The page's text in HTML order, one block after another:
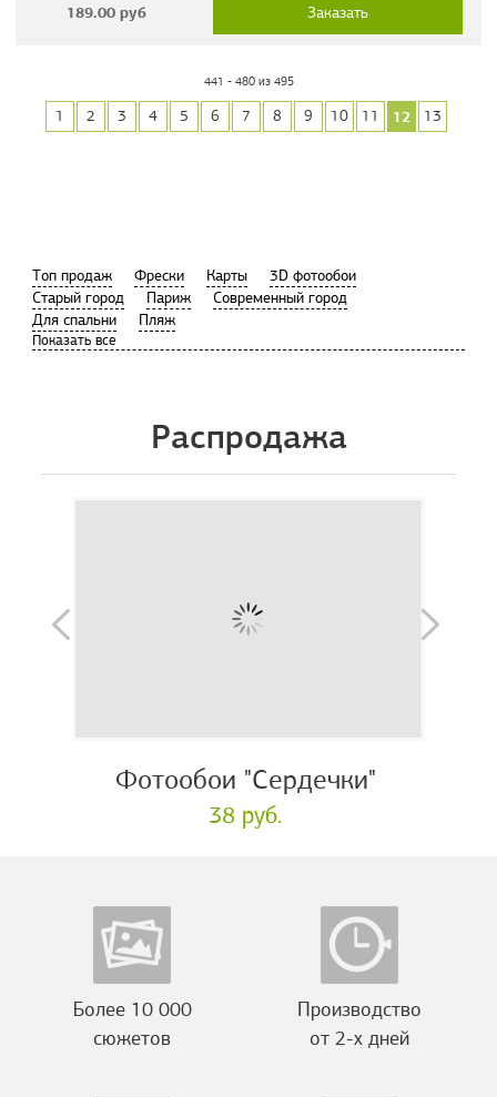
189.00 руб Заказать
441 - 480 из 495
1 2 3 4 5 6 7 8 9 10 11 12 13
Tоп продаж Фрески Карты
3D фотообои
Старый город
Париж
Современный город
Для спальни
Пляж
Распродажа
Фотообои "Сердечки"
38 руб.
Более 10 000
сюжетов
Производство
от 2-х дней